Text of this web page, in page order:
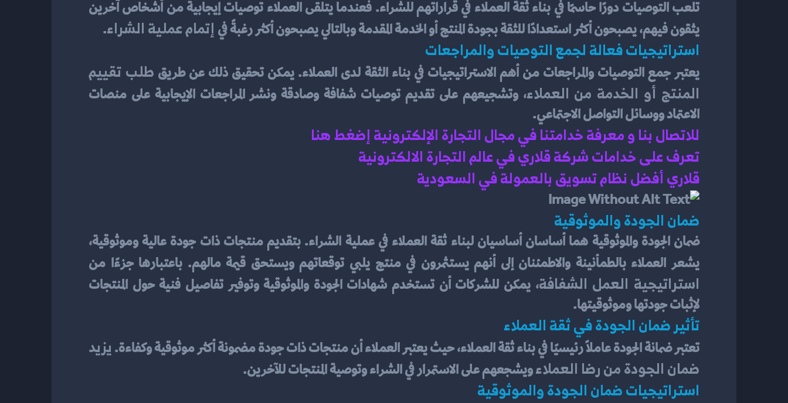
يثقون فيهم، يصبحون أكثر استعدادًا للثقة بجودة المنتج أو الخدمة المقدمة وبالتالي يصبحون أكثر رغبةً في إتمام عملية الشراء.
استراتيجيات فعالة لجمع التوصيات والمراجعات
يعتبر جمع التوصيات والمراجعات من أهم الاستراتيجيات في بناء الثقة لدى العملاء. يمكن تحقيق ذلك عن طريق
المنتج أو الخدمة من العملاء
الاعتماد ووسائل التواصل الاجتماعي.
للاتصال بنا و معرفة خدامتنا في مجال التجارة الإلكترونية إضغط هنا
تعرف على خدامات شركة قلاري في عالم التجارة الالكترونية
قلاري أفضل نظام تسويق بالعمولة في السعودية
ضمان الجودة والموثوقية
يشعر العملاء بالطمأنينة والاطمئنان إلى أنهم يستثمرون في منتج يلبي توقعاتهم ويستحق قيمة مالهم. باعتبارها جزءًا من
استراتيجية العمل الشفافة
لإثبات جودتها وموثوقيتها.
تأثير ضمان الجودة في ثقة العملاء
تعتبر ضمانة الجودة عاملاً رئيسيًا في بناء ثقة العملاء، حيث يعتبر العملاء أن منتجات ذات جودة مضمونة أكثر موثوقية وكفاءة.
ضمان الجودة من رضا العملاء ويشجعهم على الاستمرار في الشراء وتوصية المنتجات للآخرين.
استراتيجيات ضمان الجودة والموثوقية